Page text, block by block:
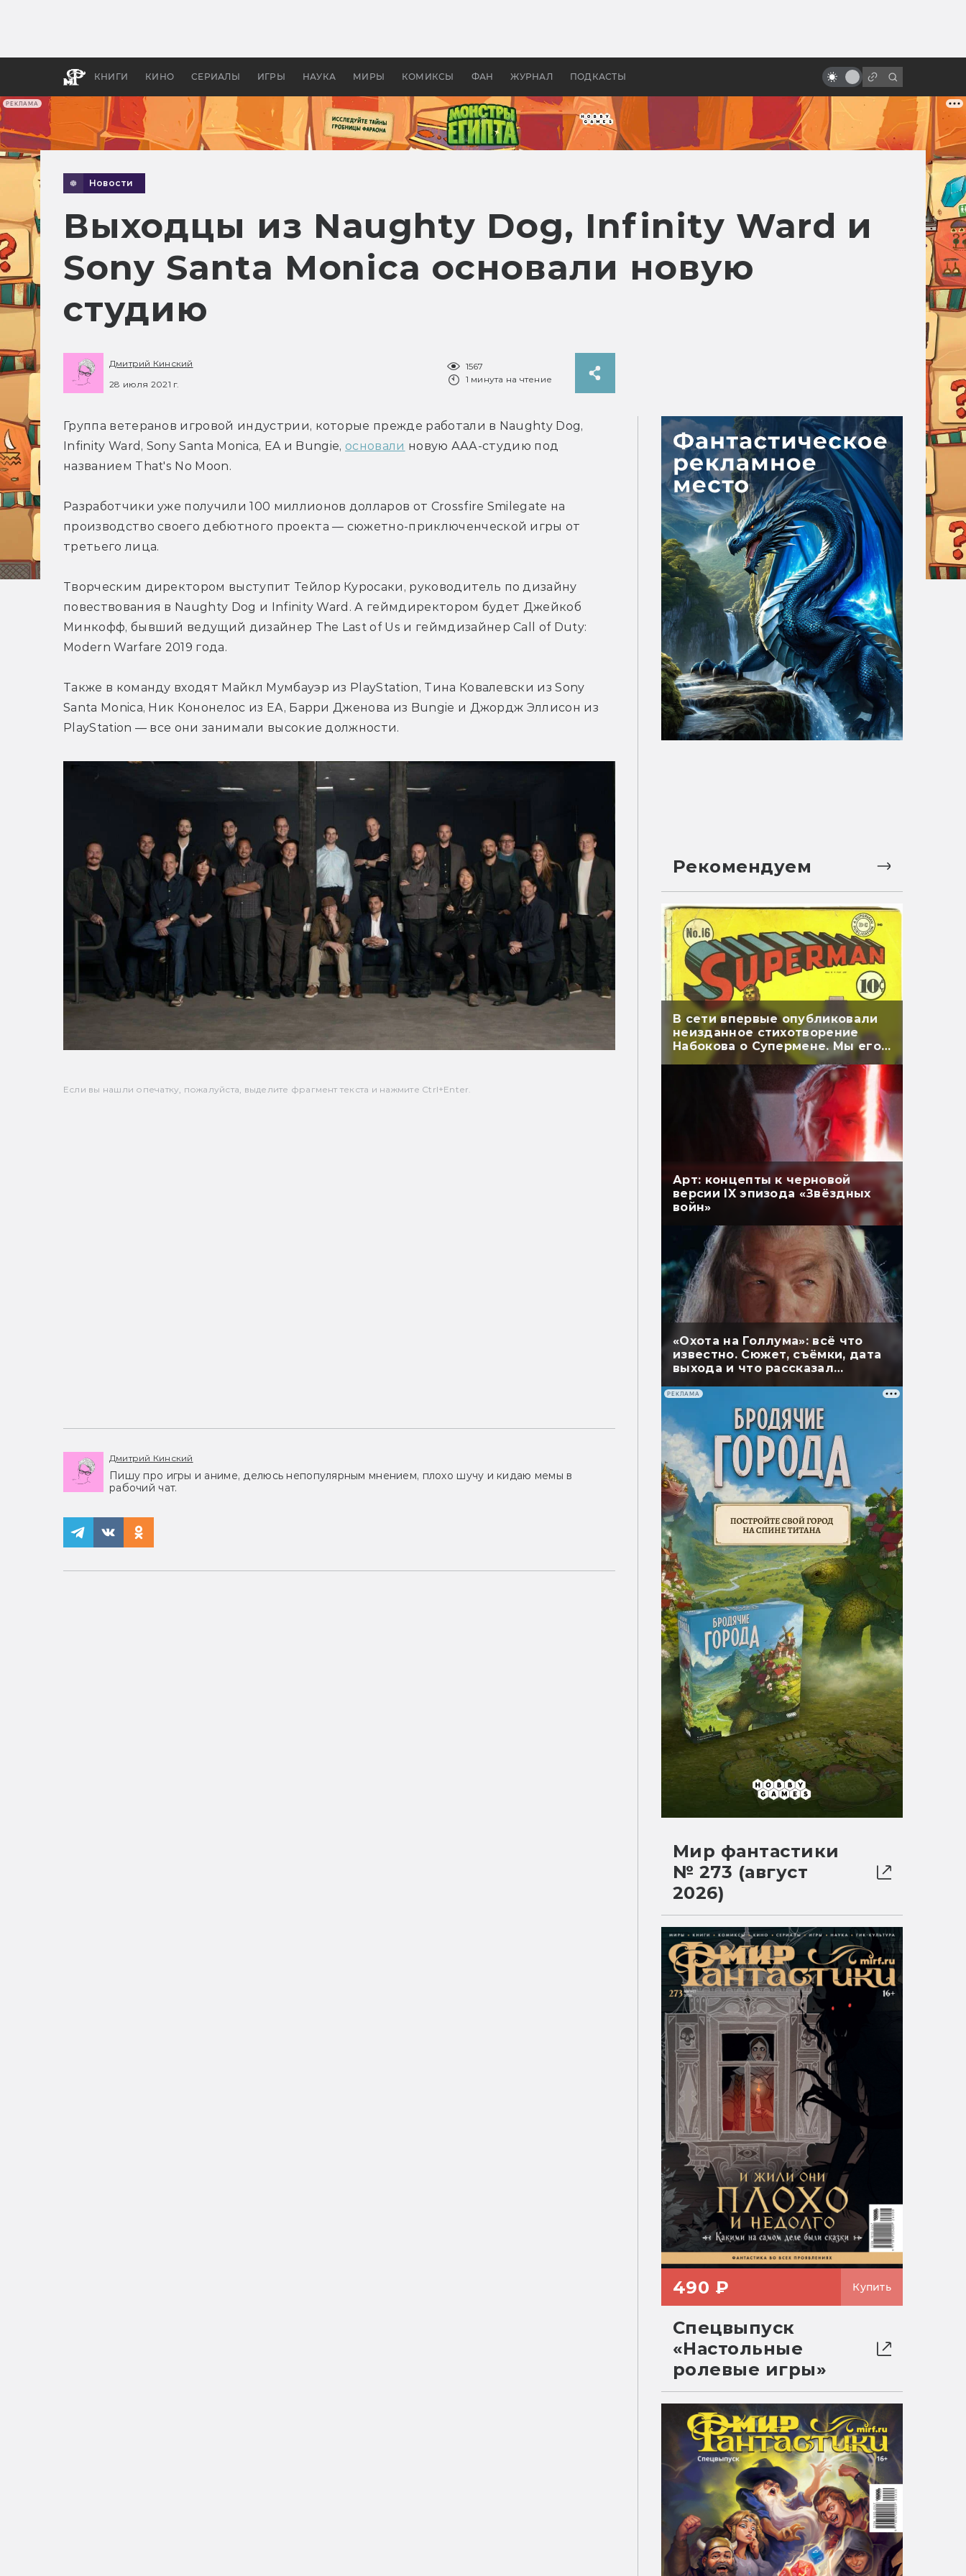
РЕКЛАМА
КНИГИ КИНО СЕРИАЛЫ ИГРЫ НАУКА МИРЫ КОМИКСЫ ФАН ЖУРНАЛ ПОДКАСТЫ
апокалипсис, в России —
бы «Властелина колец»
кинофантастику и спецэффекты
Новости
Выходцы из Naughty Dog, Infinity Ward и
Sony Santa Monica основали новую
студию
Дмитрий Кинский
28 июля 2021 г.
1567
1 минута на чтение
Группа ветеранов игровой индустрии, которые прежде работали в Naughty Dog,
Infinity Ward, Sony Santa Monica, EA и Bungie, основали новую ААА-студию под
названием That's No Moon.
Разработчики уже получили 100 миллионов долларов от Crossfire Smilegate на
производство своего дебютного проекта — сюжетно-приключенческой игры от
третьего лица.
Творческим директором выступит Тейлор Куросаки, руководитель по дизайну
повествования в Naughty Dog и Infinity Ward. А геймдиректором будет Джейкоб
Минкофф, бывший ведущий дизайнер The Last of Us и геймдизайнер Call of Duty:
Modern Warfare 2019 года.
Также в команду входят Майкл Мумбауэр из PlayStation, Тина Ковалевски из Sony
Santa Monica, Ник Кононелос из EA, Барри Дженова из Bungie и Джордж Эллисон из
PlayStation — все они занимали высокие должности.
Если вы нашли опечатку, пожалуйста, выделите фрагмент текста и нажмите Ctrl+Enter.
Дмитрий Кинский
Пишу про игры и аниме, делюсь непопулярным мнением, плохо шучу и кидаю мемы в
рабочий чат.
Рекомендуем
В сети впервые опубликовали
неизданное стихотворение
Набокова о Супермене. Мы его
перевели
Арт: концепты к черновой
версии IX эпизода «Звёздных
войн»
«Охота на Голлума»: всё что
известно. Сюжет, съёмки, дата
выхода и что рассказал
РЕКЛАМА
Мир фантастики
№ 273 (август
2026)
490 ₽ Купить
Спецвыпуск
«Настольные
ролевые игры»